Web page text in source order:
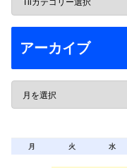
アーカイブ
月 火 水